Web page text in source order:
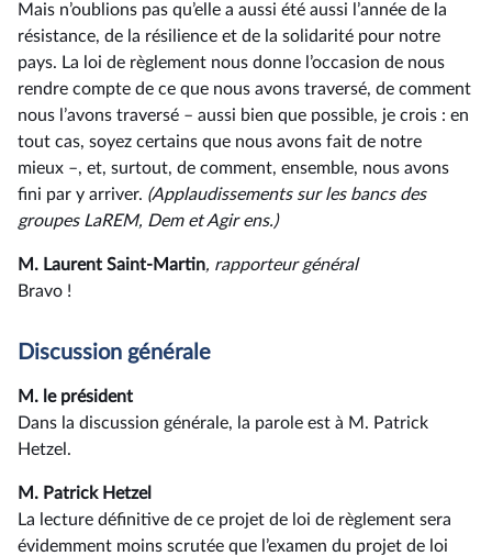
Mais n’oublions pas qu’elle a aussi été aussi l’année de la
résistance, de la résilience et de la solidarité pour notre
pays. La loi de règlement nous donne l’occasion de nous
rendre compte de ce que nous avons traversé, de comment
nous l’avons traversé –⁠ aussi bien que possible, je crois : en
tout cas, soyez certains que nous avons fait de notre
mieux –, et, surtout, de comment, ensemble, nous avons
fini par y arriver. (Applaudissements sur les bancs des
groupes LaREM, Dem et Agir ens.)
M. Laurent Saint-Martin, rapporteur général
Bravo !
Discussion générale
M. le président
Dans la discussion générale, la parole est à M. Patrick
Hetzel.
M. Patrick Hetzel
La lecture définitive de ce projet de loi de règlement sera
évidemment moins scrutée que l’examen du projet de loi